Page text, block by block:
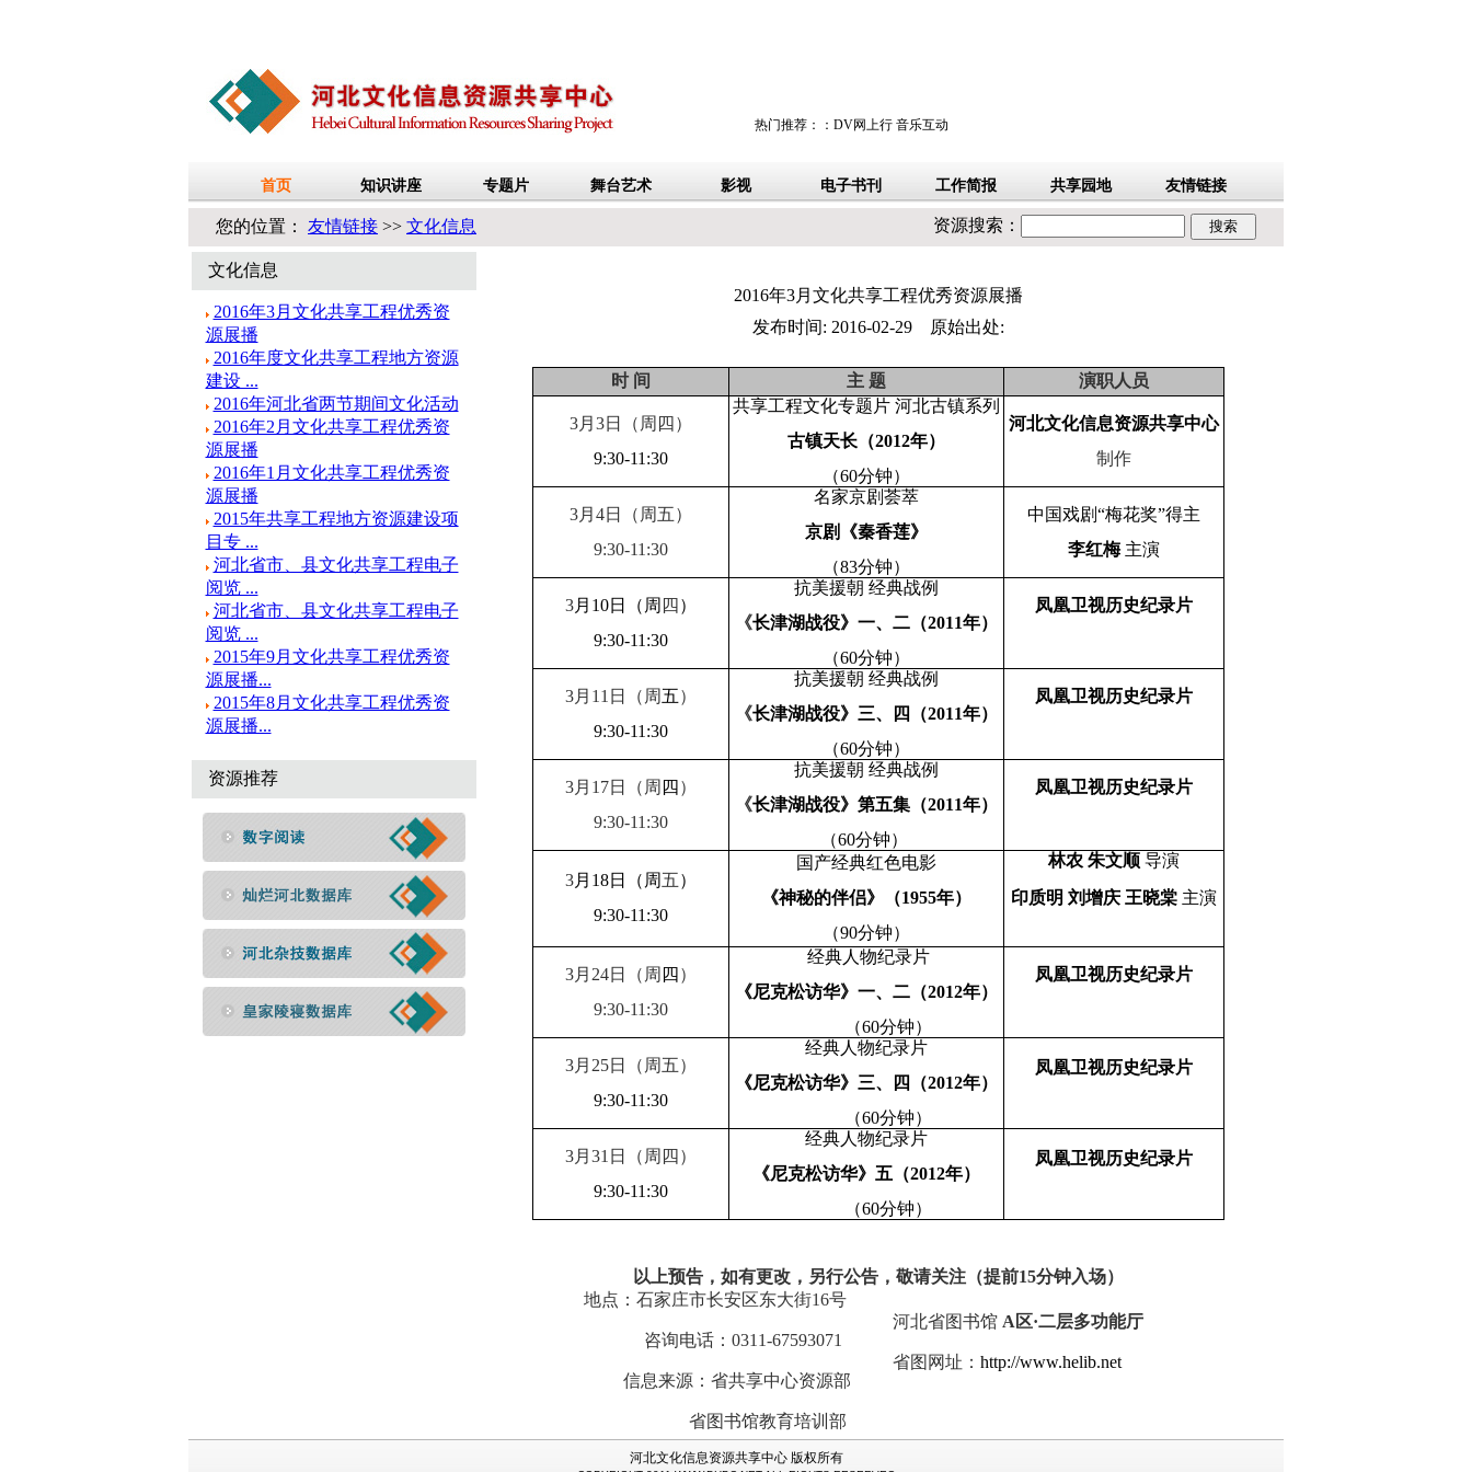
您的位置： 友情链接 >> 文化信息 资源搜索：
文化信息
2016年3月文化共享工程优秀资
源展播
2016年度文化共享工程地方资源
建设 ...
2016年河北省两节期间文化活动
2016年2月文化共享工程优秀资
源展播
2016年1月文化共享工程优秀资
源展播
2015年共享工程地方资源建设项
目专 ...
河北省市、县文化共享工程电子
阅览 ...
河北省市、县文化共享工程电子
阅览 ...
2015年9月文化共享工程优秀资
源展播...
2015年8月文化共享工程优秀资
源展播...
资源推荐
2016年3月文化共享工程优秀资源展播
发布时间: 2016-02-29 原始出处:
时 间 主 题 演职人员
3月 3日
（周四）
9:30-11:30
共享工程文化专题片 河北古镇系列
古镇天长（2012年）
（60分钟）
河北文化信息资源共享中心
制作
3月 4日
（周五）
9:30-11:30
名家京剧荟萃
京剧《秦香莲》
（83分钟）
中国戏剧“梅花奖”得主
李红梅 主演
3月 10日 （周 四 ）
9:30-11:30
抗美援朝 经典战例
《长津湖战役》一、二（2011年）
（60分钟）
凤凰卫视历史纪录片
3月 11 日 （周 五）
9:30-11:30
抗美援朝 经典战例
《长津湖战役》三、四（2011年）
（60分钟）
凤凰卫视历史纪录片
3月 17日 （周 四 ）
9:30-11:30
抗美援朝 经典战例
《长津湖战役》第五集（2011年）
（60分钟）
凤凰卫视历史纪录片
3月 18日 （周五）
9:30-11:30
国产经典红色电影
《神秘的伴侣》（1955年）
（90分钟）
林农 朱文顺 导演
印质明 刘增庆 王晓棠 主演
3月 24日 （周 四 ）
9:30-11:30
经典人物纪录片
《尼克松访华》一、二（2012年）
（60分钟）
凤凰卫视历史纪录片
3月 25日
（周五）
9:30-11:30
经典人物纪录片
《尼克松访华》三、四（2012年）
（60分钟）
凤凰卫视历史纪录片
3月 31 日
（周四）
9:30-11:30
经典人物纪录片
《尼克松访华》五（2012年）
（60分钟）
凤凰卫视历史纪录片
以上预告，如有更改，另行公告，敬请关注（提前15分钟入场）
地点：石家庄市长安区东大街16号
咨询电话：0311-67593071
信息来源：省共享中心资源部
省图书馆教育培训部
河北省图书馆A 区·二层多功能厅
省图网址： http://www.helib.net